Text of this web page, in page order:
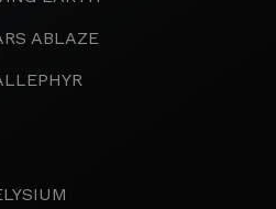
ABLAZE